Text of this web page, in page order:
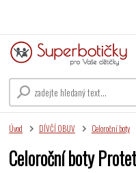
Úvod DÍVČÍ OBUV Celoroční boty
Celoroční boty